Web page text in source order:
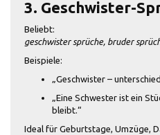
3. Geschwister-
Beliebt:
geschwister sprüche, bruder
Beispiele:
„Geschwister –
„Eine Schwester ist ein
bleibt.“
Ideal für Geburtstage, Umzüge,